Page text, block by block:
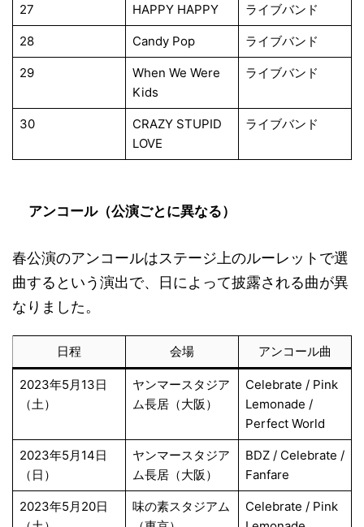
27 HAPPY HAPPY ライブバンド
28 Candy Pop ライブバンド
29
When We Were
Kids
ライブバンド
30
CRAZY STUPID
LOVE
ライブバンド
アンコール（公演ごとに異なる）
春公演のアンコールはステージ上のルーレットで選
曲するという演出で、日によって披露される曲が異
なりました。
日程 会場 アンコール曲
2023年5月13日
（土）
ヤンマースタジア
ム長居（大阪）
Celebrate / Pink
Lemonade /
Perfect World
2023年5月14日
（日）
ヤンマースタジア
ム長居（大阪）
BDZ / Celebrate /
Fanfare
2023年5月20日
味の素スタジアム
Celebrate / Pink